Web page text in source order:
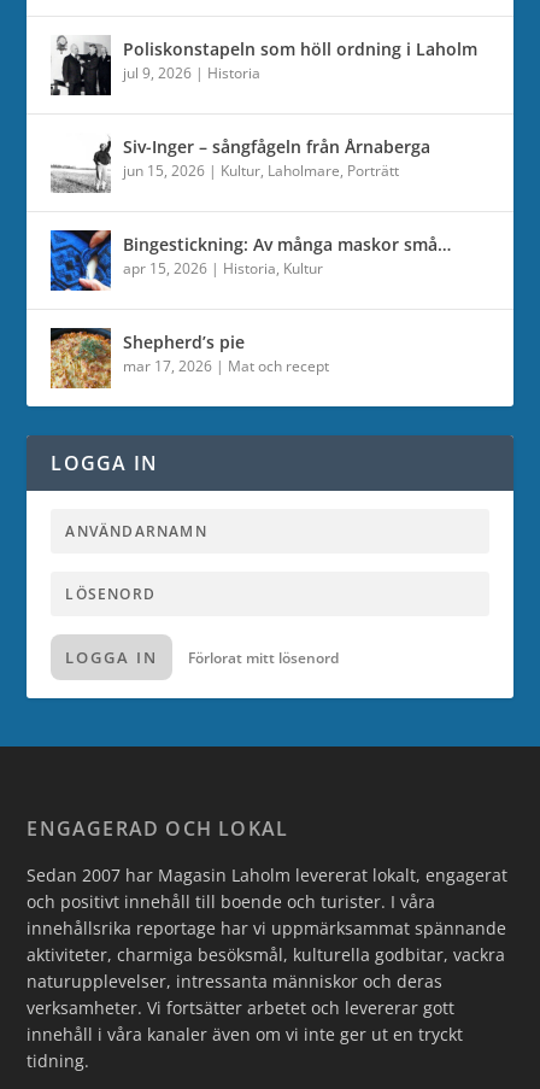
Poliskonstapeln som höll ordning i Laholm
jul 9, 2026 | Historia
Siv-Inger – sångfågeln från Årnaberga
jun 15, 2026 | Kultur, Laholmare, Porträtt
Bingestickning: Av många maskor små…
apr 15, 2026 | Historia, Kultur
Shepherd’s pie
mar 17, 2026 | Mat och recept
LOGGA IN
LOGGA IN Förlorat mitt lösenord
ENGAGERAD OCH LOKAL
Sedan 2007 har Magasin Laholm levererat lokalt, engagerat
och positivt innehåll till boende och turister. I våra
innehållsrika reportage har vi uppmärksammat spännande
aktiviteter, charmiga besöksmål, kulturella godbitar, vackra
naturupplevelser, intressanta människor och deras
verksamheter. Vi fortsätter arbetet och levererar gott
innehåll i våra kanaler även om vi inte ger ut en tryckt
tidning.